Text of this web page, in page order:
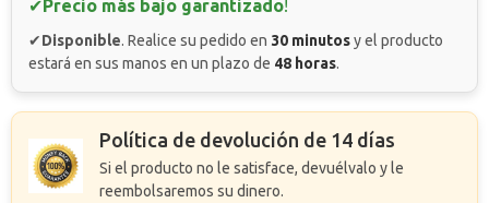
✔Precio más bajo garantizado!
✔Disponible. Realice su pedido en 30 minutosy el producto
estará en sus manos en un plazo de 48 horas.
Política de devolución de 14 días
Si el producto no le satisface, devuélvalo y le
reembolsaremos su dinero.